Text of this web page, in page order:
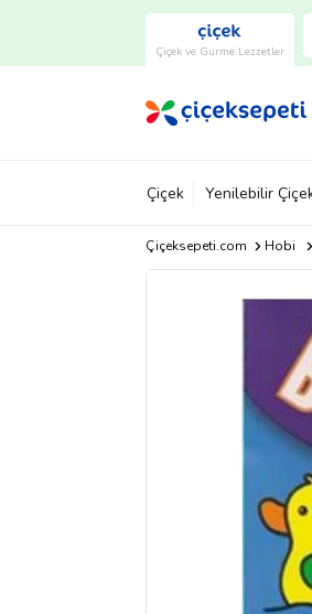
Çiçek ve Gurme Lezzetler
Çiçek Yenilebilir
Çiçeksepeti.com Hobi